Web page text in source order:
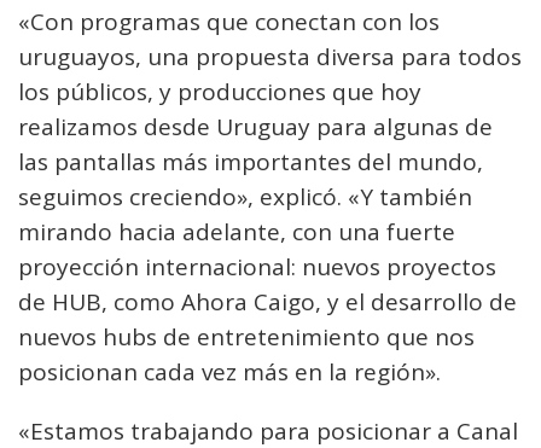
«Con programas que conectan con los
uruguayos, una propuesta diversa para todos
los públicos, y producciones que hoy
realizamos desde Uruguay para algunas de
las pantallas más importantes del mundo,
seguimos creciendo», explicó. «Y también
mirando hacia adelante, con una fuerte
proyección internacional: nuevos proyectos
de HUB, como Ahora Caigo, y el desarrollo de
nuevos hubs de entretenimiento que nos
posicionan cada vez más en la región».
«Estamos trabajando para posicionar a Canal